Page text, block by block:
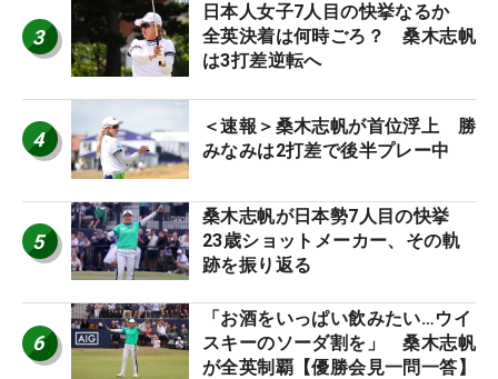
3
日本人女子7人目の快挙なるか
全英決着は何時ごろ？ 桑木志帆
は3打差逆転へ
4
＜速報＞桑木志帆が首位浮上 勝
みなみは2打差で後半プレー中
5
桑木志帆が日本勢7人目の快挙
23歳ショットメーカー、その軌
跡を振り返る
6
「お酒をいっぱい飲みたい…ウイ
スキーのソーダ割を」 桑木志帆
が全英制覇【優勝会見一問一答】